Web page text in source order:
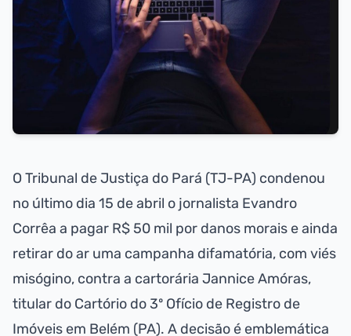
O Tribunal de Justiça do Pará (TJ-PA) condenou
no último dia 15 de abril o jornalista Evandro
Corrêa a pagar R$ 50 mil por danos morais e ainda
retirar do ar uma campanha difamatória, com viés
misógino, contra a cartorária Jannice Amóras,
titular do Cartório do 3º Ofício de Registro de
Imóveis em Belém (PA). A decisão é emblemática